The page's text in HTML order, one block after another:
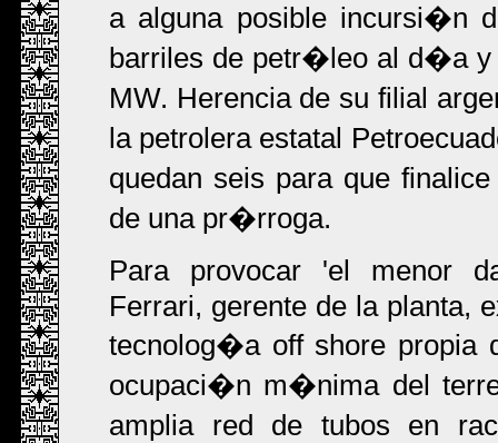
a alguna posible incursi�n
barriles de petr�leo al d�a y
MW. Herencia de su filial
la petrolera estatal
quedan seis para que
de una pr�rroga.
Para provocar 'el menor
Ferrari, gerente de la planta,
tecnolog�a off shore propia
ocupaci�n m�nima del
amplia red de tubos en